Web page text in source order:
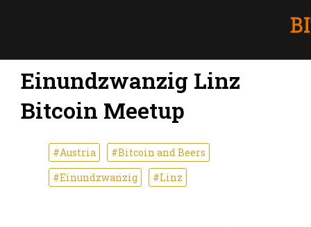
Einundzwanzig Linz
Bitcoin Meetup
#Austria
#Bitcoin and Beers
#Einundzwanzig
#Linz